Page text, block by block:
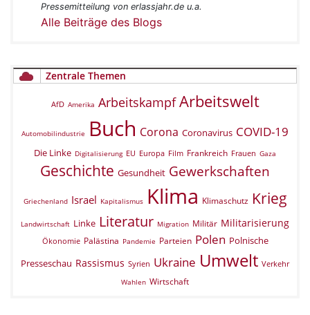
Pressemitteilung von erlassjahr.de u.a.
Alle Beiträge des Blogs
Zentrale Themen
AfD Amerika Arbeitskampf Arbeitswelt
Automobilindustrie Buch Corona Coronavirus COVID-19
Die Linke Digitalisierung EU Europa Film Frankreich Frauen Gaza
Geschichte Gesundheit Gewerkschaften
Griechenland Israel Kapitalismus Klima Klimaschutz Krieg
Landwirtschaft Linke Literatur Migration Militär Militarisierung
Ökonomie Palästina Pandemie Parteien Polen Polnische
Presseschau Rassismus Syrien Ukraine Umwelt Verkehr
Wahlen Wirtschaft